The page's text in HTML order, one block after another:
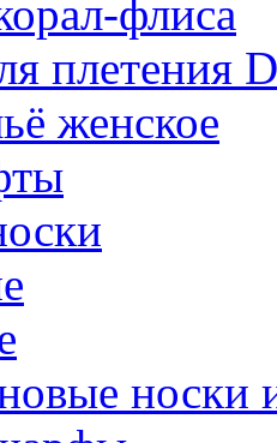
флиса
плетения
женское
носки